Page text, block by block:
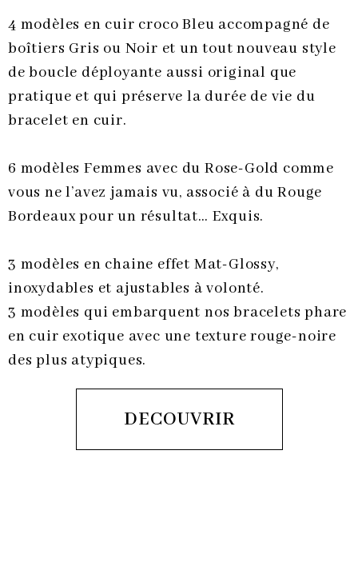
4 modèles en cuir croco Bleu accompagné de
boîtiers Gris ou Noir et un tout nouveau style
de boucle déployante aussi original que
pratique et qui préserve la durée de vie du
bracelet en cuir.
6 modèles Femmes avec du Rose-Gold comme
vous ne l’avez jamais vu, associé à du Rouge
Bordeaux pour un résultat… Exquis.
3 modèles en chaine effet Mat-Glossy,
inoxydables et ajustables à volonté.
3 modèles qui embarquent nos bracelets phare
en cuir exotique avec une texture rouge-noire
des plus atypiques.
DECOUVRIR